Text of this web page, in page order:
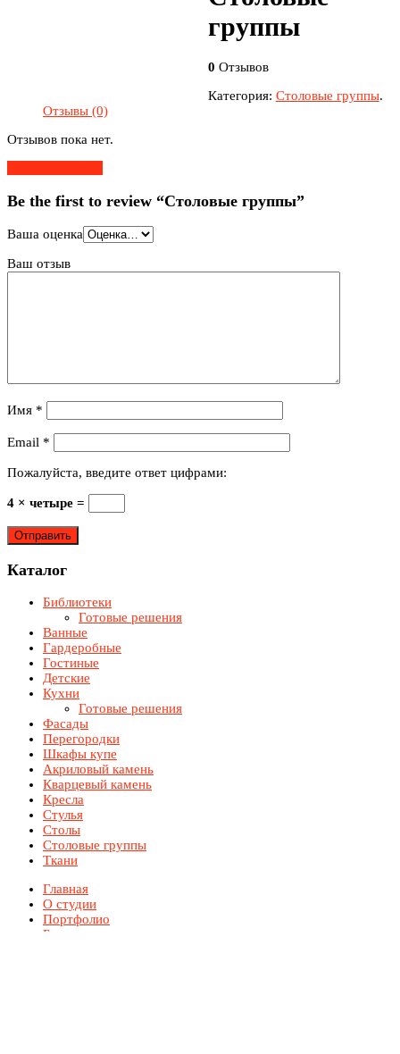
группы
0 Отзывов
Категория: Столовые группы.
Отзывы (0)
Отзывов пока нет.
Be the first to review “Столовые группы”
Ваша оценка
Ваш отзыв
Имя *
Email *
Пожалуйста, введите ответ цифрами:
4 × четыре =
Каталог
Библиотеки
Готовые решения
Ванные
Гардеробные
Гостиные
Детские
Кухни
Готовые решения
Фасады
Перегородки
Шкафы купе
Акриловый камень
Кварцевый камень
Кресла
Стулья
Столы
Столовые группы
Ткани
Главная
О студии
Портфолио
Блог